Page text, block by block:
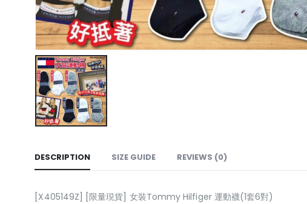
DESCRIPTION SIZE GUIDE REVIEWS (0)
[X405149Z] [限量現貨] 女裝Tommy Hilfiger 運動襪(1套6對)